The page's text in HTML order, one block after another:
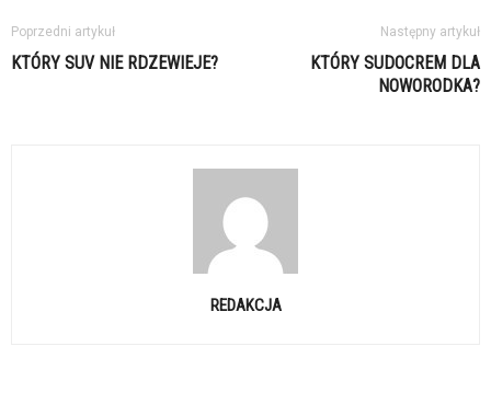
Poprzedni artykuł
KTÓRY SUV NIE RDZEWIEJE?
Następny artykuł
KTÓRY SUDOCREM DLA
NOWORODKA?
REDAKCJA